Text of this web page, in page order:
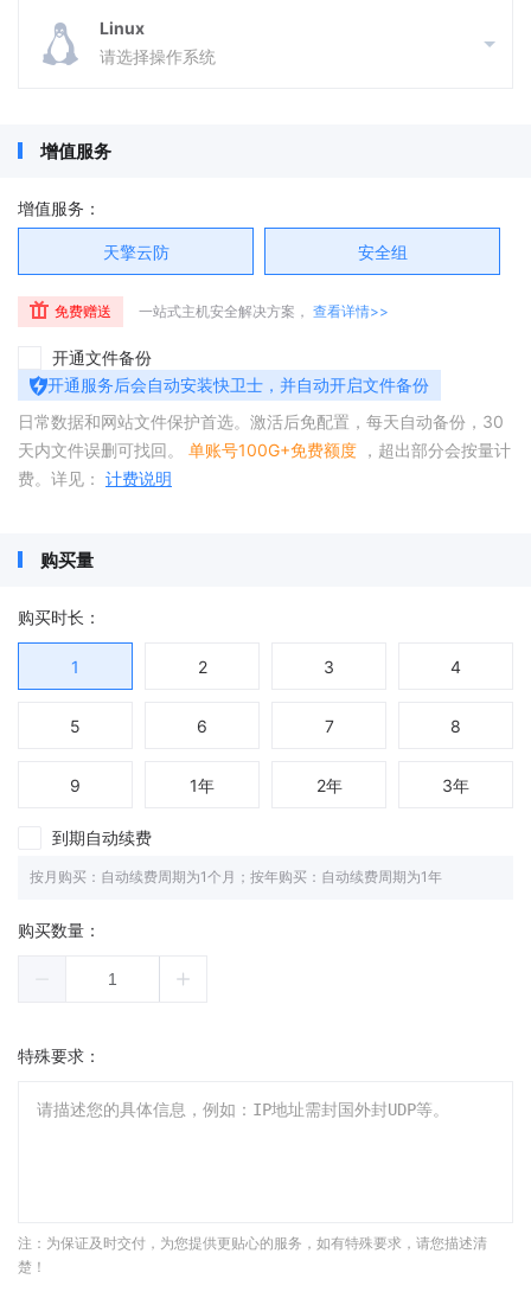
Linux
请选择操作系统
增值服务
增值服务：
天擎云防 安全组
免费赠送 一站式主机安全解决方案， 查看详情>>
开通文件备份
开通服务后会自动安装快卫士，并自动开启文件备份
日常数据和网站文件保护首选。激活后免配置，每天自动备份，30
天内文件误删可找回。 单账号100G+免费额度 ，超出部分会按量计
费。详见： 计费说明
购买量
购买时长：
1 2 3 4
5 6 7 8
9 1年 2年 3年
到期自动续费
按月购买：自动续费周期为1个月；按年购买：自动续费周期为1年
购买数量：
特殊要求：
注：为保证及时交付，为您提供更贴心的服务，如有特殊要求，请您描述清
楚！